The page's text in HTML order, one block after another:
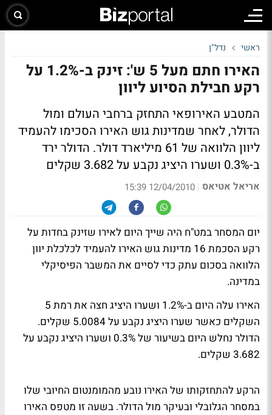
ראשי נדל"ן
האירו חתם מעל 5 ש': זינק ב-1.2% על
רקע חבילת הסיוע ליוון
המטבע האירופאי התחזק ברחבי העולם ומול
הדולר, לאחר שמדינות גוש האירו הסכימו להעמיד
ליוון הלוואה של 61 מיליארד דולר. הדולר ירד
ב-0.3% ושערו היציג נקבע על 3.682 שקלים
אריאל אטיאס |
12/04/2010 15:39
יום המסחר במט"ח היה שייך היום לאירו שזינק בחדות על
רקע הסכמת 16 מדינות גוש האירו להעמיד לכלכלת יוון
הלוואה בסכום עתק כדי לסיים את המשבר הפיסיקלי
במדינה.
האירו עלה היום ב-1.2% ושערו היציג חצה את רמת 5
השקלים כאשר שערו היציג נקבע על 5.0084 שקלים.
הדולר נחלש היום בשיעור של 0.3% ושערו היציג נקבע על
3.682 שקלים.
הרקע להתחזקותו של האירו נובע מהמומנטום החיובי שלו
במסחר הגלובלי ובעיקר מול הדולר. בשעה זו מטפס האירו